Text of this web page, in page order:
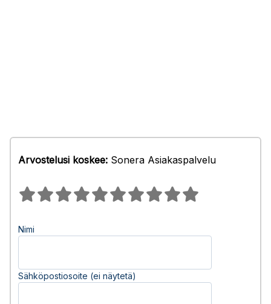
Arvostelusi koskee: Sonera Asiakaspalvelu
Nimi
Sähköpostiosoite (ei näytetä)